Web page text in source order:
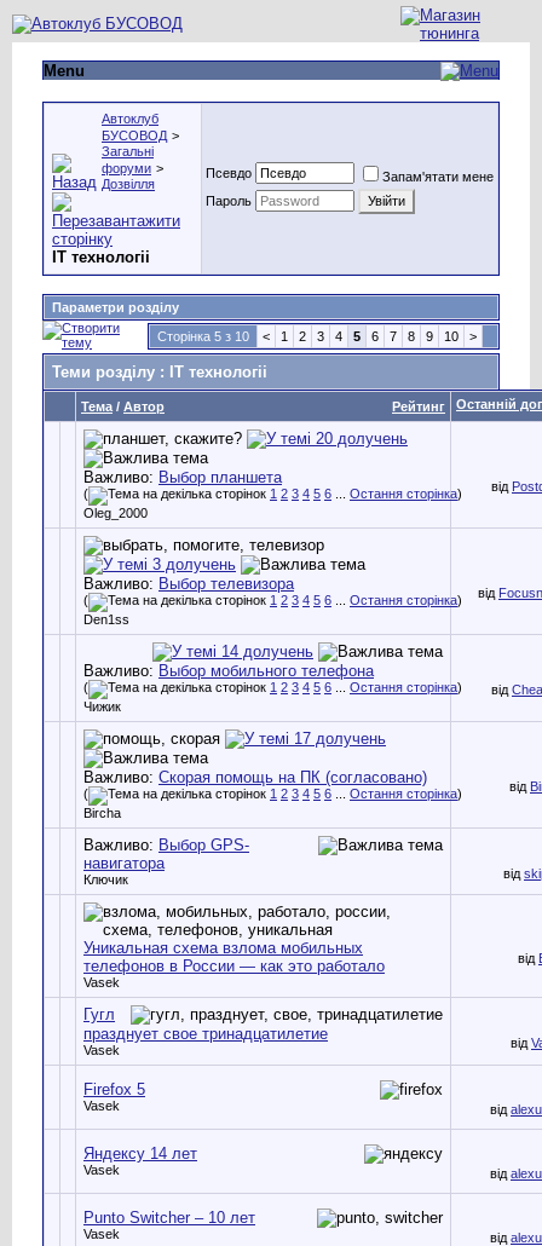
Menu
Автоклуб
БУСОВОД >
Загальні
форуми >
Дозвілля
IT технологіі
Псевдо
Запам'ятати мене
Пароль
Параметри розділу
Сторінка 5 з 10
< 1 2 3 4 5 6 7 8 9 10 >
Теми розділу : IT технологіі
Рейтинг
Тема / Автор Останній
Важливо: Выбор планшета
( 1 2 3 4 5 6 Остання сторінка)
Oleg_2000
від
Важливо: Выбор телевизора
( 1 2 3 4 5 6 Остання сторінка)
Den1ss
від
Важливо: Выбор мобильного телефона
( 1 2 3 4 5 6 Остання сторінка)
Чижик
від
Важливо: Скорая помощь на ПК (согласовано)
( 1 2 3 4 5 6 Остання сторінка)
Bircha
від
Важливо: Выбор GPS-
навигатора
Ключик від
Уникальная схема взлома мобильных
телефонов в России — как это работало
Vasek
від
Гугл
празднует свое тринадцатилетие
Vasek від
Firefox 5
Vasek від
Яндексу 14 лет
Vasek від
Punto Switcher – 10 лет
Vasek від